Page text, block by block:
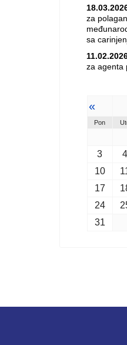
za
sa
za agenta
«
Pon
3
4
10
17
24
31